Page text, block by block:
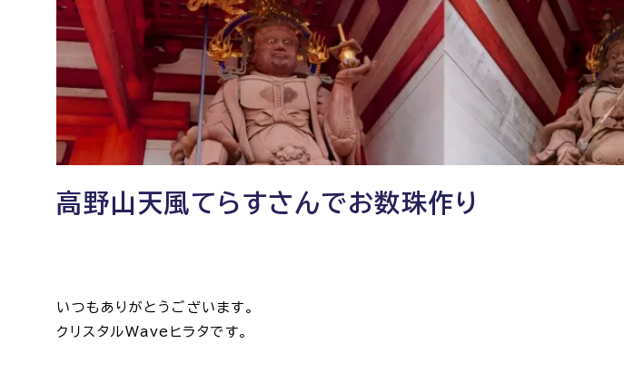
高野山天風てらすさんでお数珠作り
いつもありがとうございます。
クリスタルWaveヒラタです。